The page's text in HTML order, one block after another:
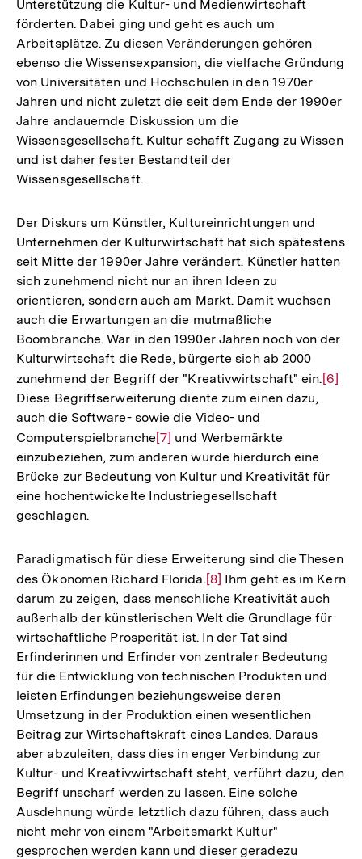
Unterstützung die Kultur- und Medienwirtschaft
förderten. Dabei ging und geht es auch um
Arbeitsplätze. Zu diesen Veränderungen gehören
ebenso die Wissensexpansion, die vielfache Gründung
von Universitäten und Hochschulen in den 1970er
Jahren und nicht zuletzt die seit dem Ende der 1990er
Jahre andauernde Diskussion um die
Wissensgesellschaft. Kultur schafft Zugang zu Wissen
und ist daher fester Bestandteil der
Wissensgesellschaft.
Der Diskurs um Künstler, Kultureinrichtungen und
Unternehmen der Kulturwirtschaft hat sich spätestens
seit Mitte der 1990er Jahre verändert. Künstler hatten
sich zunehmend nicht nur an ihren Ideen zu
orientieren, sondern auch am Markt. Damit wuchsen
auch die Erwartungen an die mutmaßliche
Boombranche. War in den 1990er Jahren noch von der
Kulturwirtschaft die Rede, bürgerte sich ab 2000
zunehmend der Begriff der "Kreativwirtschaft" ein. Zur
[6]
Diese Begriffserweiterung diente zum einen dazu,
auch die Software- sowie die Video- und
ComputerspielbrancheZur
Auflösung
der
Fußnote
[7] und Werbemärkte
einzubeziehen, zum anderen wurde hierdurch eine
Brücke zur Bedeutung von Kultur und Kreativität für
eine hochentwickelte Industriegesellschaft
geschlagen.
Paradigmatisch für diese Erweiterung sind die Thesen
des Ökonomen Richard Florida.Zur
Auflösung
der
Fußnote
[8] Ihm geht es im Kern
darum zu zeigen, dass menschliche Kreativität auch
außerhalb der künstlerischen Welt die Grundlage für
wirtschaftliche Prosperität ist. In der Tat sind
Erfinderinnen und Erfinder von zentraler Bedeutung
für die Entwicklung von technischen Produkten und
leisten Erfindungen beziehungsweise deren
Umsetzung in der Produktion einen wesentlichen
Beitrag zur Wirtschaftskraft eines Landes. Daraus
aber abzuleiten, dass dies in enger Verbindung zur
Kultur- und Kreativwirtschaft steht, verführt dazu, den
Begriff unscharf werden zu lassen. Eine solche
Ausdehnung würde letztlich dazu führen, dass auch
nicht mehr von einem "Arbeitsmarkt Kultur"
gesprochen werden kann und dieser geradezu